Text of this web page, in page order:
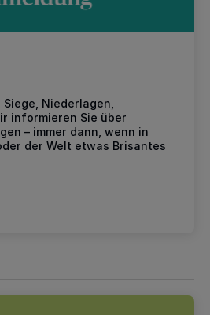
Niederlagen,
informieren Sie über
– immer dann, wenn in
der Welt etwas Brisantes